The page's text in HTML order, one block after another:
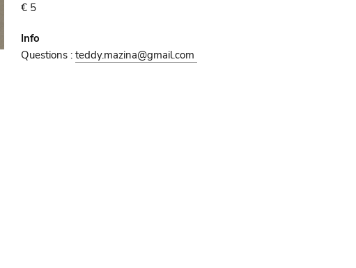
€ 5
Info
Questions :teddy.mazina@gmail.com